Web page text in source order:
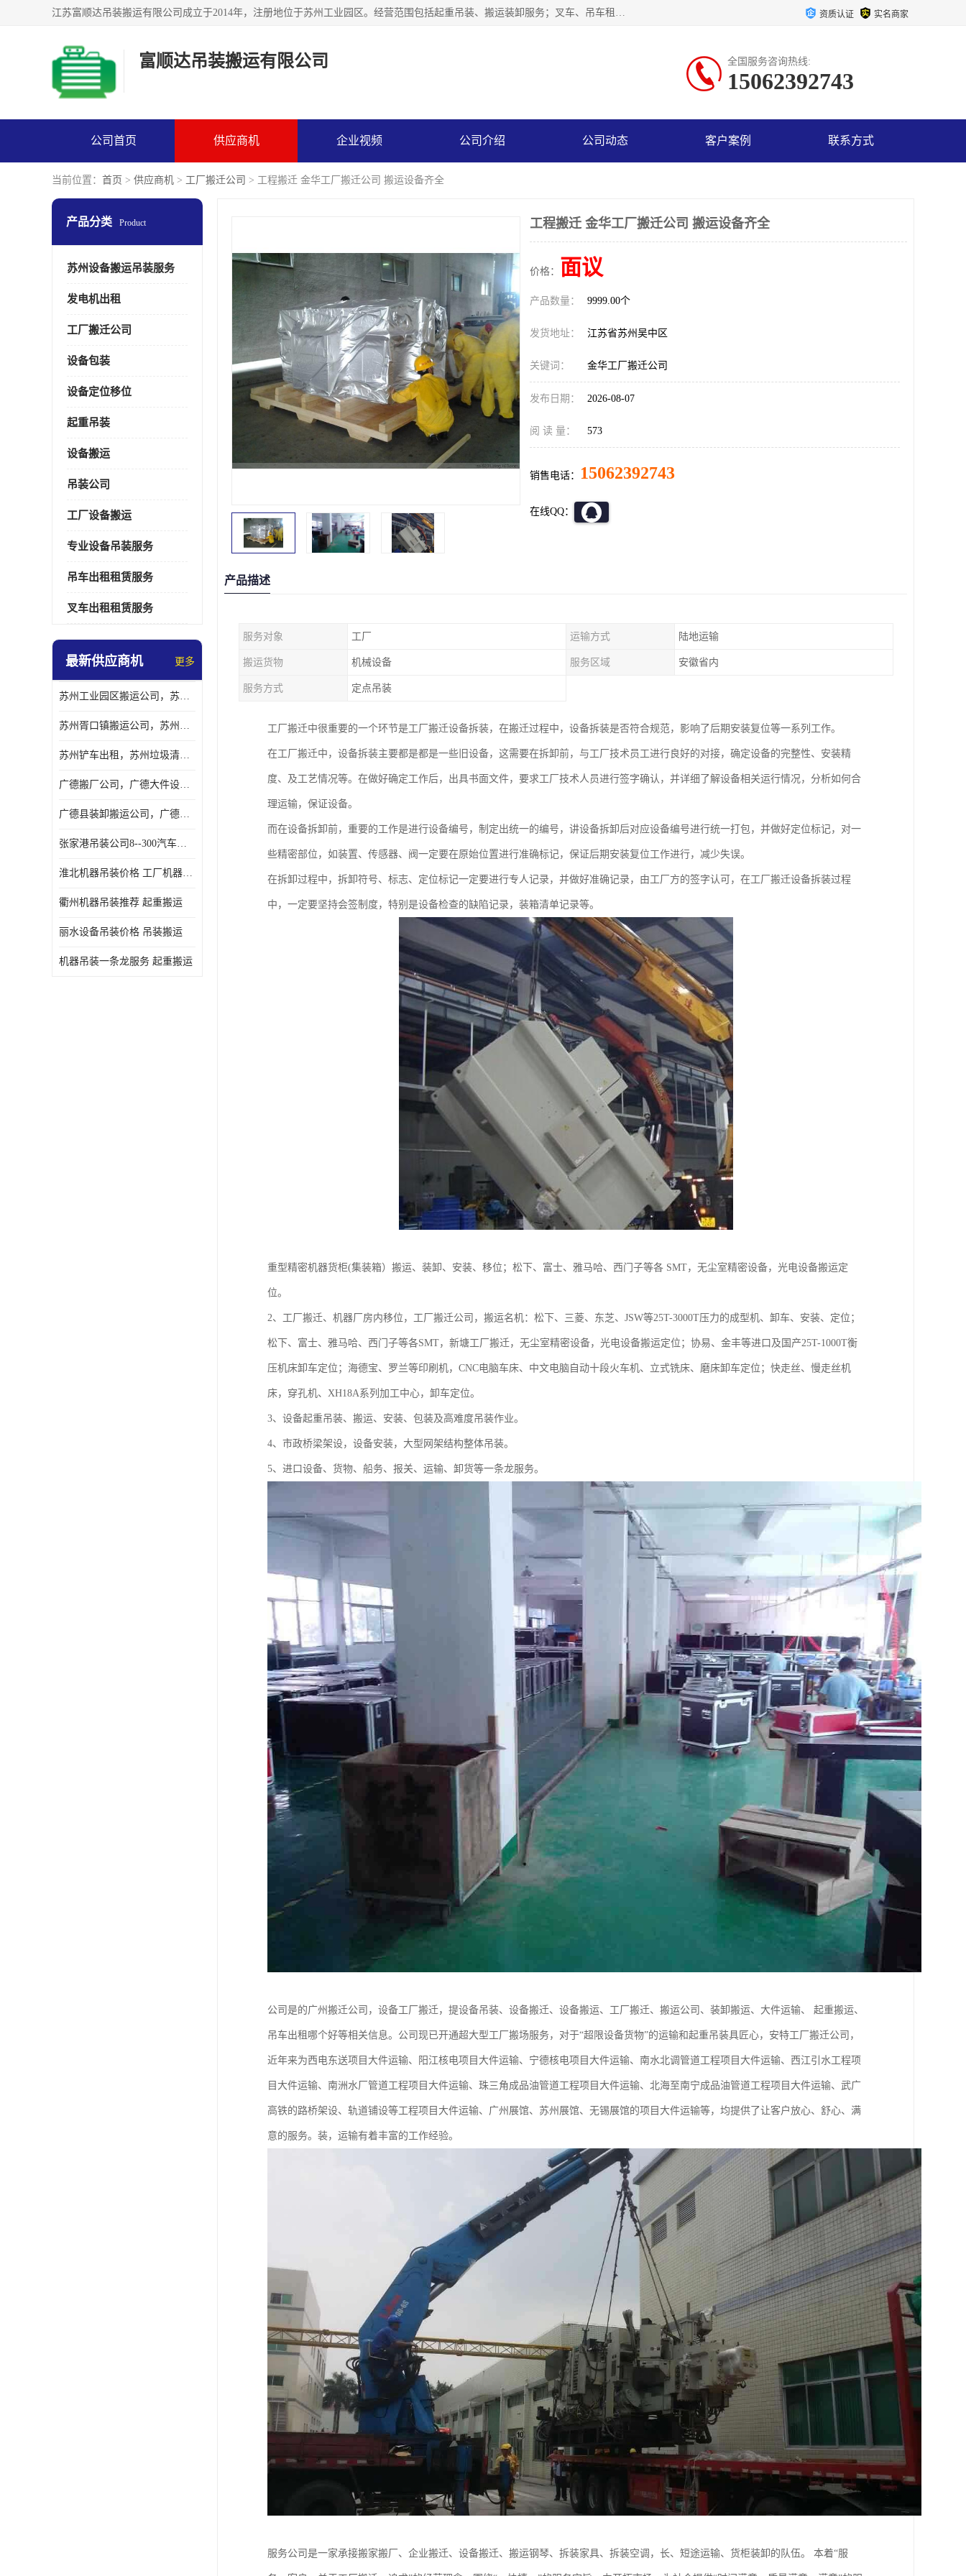
江苏富顺达吊装搬运有限公司成立于2014年，注册地位于苏州工业园区。经营范围包括起重吊装、搬运装卸服务；叉车、吊车租赁；水电安装；机电工程施工及维护；机电设备安装；家政服务、保洁服务。苏州搬运公司，苏州叉车出租，苏州吊车出租，苏州工厂设备搬运，专业设备吊装服务。 资质认证 实名商家
富顺达吊装搬运有限公司 全国服务咨询热线:
15062392743
公司首页 供应商机 企业视频 公司介绍 公司动态 客户案例 联系方式
当前位置： 首页 > 供应商机 > 工厂搬迁公司 > 工程搬迁 金华工厂搬迁公司 搬运设备齐全
产品分类 Product
苏州设备搬运吊装服务
发电机出租
工厂搬迁公司
设备包装
设备定位移位
起重吊装
设备搬运
吊装公司
工厂设备搬运
专业设备吊装服务
吊车出租租赁服务
叉车出租租赁服务
最新供应商机 更多
苏州工业园区搬运公司，苏州工业园区搬厂公司
苏州胥口镇搬运公司，苏州胥口镇吊装搬厂公司
苏州铲车出租，苏州垃圾清理铲车租赁服务
广德搬厂公司，广德大件设备搬厂，广德搬运
广德县装卸搬运公司，广德县机器搬运公司
张家港吊装公司8--300汽车吊出租）
淮北机器吊装价格 工厂机器吊装
衢州机器吊装推荐 起重搬运
丽水设备吊装价格 吊装搬运
机器吊装一条龙服务 起重搬运
工程搬迁 金华工厂搬迁公司 搬运设备齐全
价格： 面议
产品数量： 9999.00个
发货地址： 江苏省苏州吴中区
关键词： 金华工厂搬迁公司
发布日期： 2026-08-07
阅 读 量： 573
销售电话： 15062392743
在线QQ：
产品描述
服务对象 工厂 运输方式 陆地运输
搬运货物 机械设备 服务区域 安徽省内
服务方式 定点吊装
工厂搬迁中很重要的一个环节是工厂搬迁设备拆装，在搬迁过程中，设备拆装是否符合规范，影响了后期安装复位等一系列工作。
在工厂搬迁中，设备拆装主要都是都是一些旧设备，这需要在拆卸前，与工厂技术员工进行良好的对接，确定设备的完整性、安装精
度、及工艺情况等。在做好确定工作后，出具书面文件，要求工厂技术人员进行签字确认，并详细了解设备相关运行情况，分析如何合
理运输，保证设备。
而在设备拆卸前，重要的工作是进行设备编号，制定出统一的编号，讲设备拆卸后对应设备编号进行统一打包，并做好定位标记，对一
些精密部位，如装置、传感器、阀一定要在原始位置进行准确标记，保证后期安装复位工作进行，减少失误。
在拆卸过程中，拆卸符号、标志、定位标记一定要进行专人记录，并做好准确记录，由工厂方的签字认可，在工厂搬迁设备拆装过程
中，一定要坚持会签制度，特别是设备检查的缺陷记录，装箱清单记录等。
重型精密机器货柜(集装箱）搬运、装卸、安装、移位；松下、富士、雅马哈、西门子等各 SMT，无尘室精密设备，光电设备搬运定
位。
2、工厂搬迁、机器厂房内移位，工厂搬迁公司，搬运名机：松下、三菱、东芝、JSW等25T-3000T压力的成型机、卸车、安装、定位；
松下、富士、雅马哈、西门子等各SMT，新塘工厂搬迁，无尘室精密设备，光电设备搬运定位；协易、金丰等进口及国产25T-1000T衡
压机床卸车定位；海德宝、罗兰等印刷机，CNC电脑车床、中文电脑自动十段火车机、立式铣床、磨床卸车定位；快走丝、慢走丝机
床，穿孔机、XH18A系列加工中心，卸车定位。
3、设备起重吊装、搬运、安装、包装及高难度吊装作业。
4、市政桥梁架设，设备安装，大型网架结构整体吊装。
5、进口设备、货物、船务、报关、运输、卸货等一条龙服务。
公司是的广州搬迁公司，设备工厂搬迁，提设备吊装、设备搬迁、设备搬运、工厂搬迁、搬运公司、装卸搬运、大件运输、 起重搬运、
吊车出租哪个好等相关信息。公司现已开通超大型工厂搬场服务，对于“超限设备货物”的运输和起重吊装具匠心，安特工厂搬迁公司，
近年来为西电东送项目大件运输、阳江核电项目大件运输、宁德核电项目大件运输、南水北调管道工程项目大件运输、西江引水工程项
目大件运输、南洲水厂管道工程项目大件运输、珠三角成品油管道工程项目大件运输、北海至南宁成品油管道工程项目大件运输、武广
高铁的路桥架设、轨道铺设等工程项目大件运输、广州展馆、苏州展馆、无锡展馆的项目大件运输等，均提供了让客户放心、舒心、满
意的服务。装，运输有着丰富的工作经验。
服务公司是一家承接搬家搬厂、企业搬迁、设备搬迁、搬运钢琴、拆装家具、拆装空调，长、短途运输、货柜装卸的队伍。 本着“服